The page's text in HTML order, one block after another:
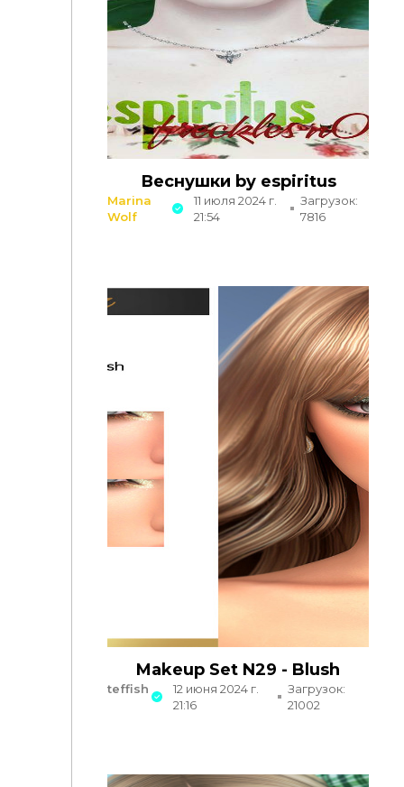
Веснушки by espiritus
Marina
Wolf
11 июля 2024 г.
21:54
Загрузок:
7816
Makeup Set N29 - Blush
teffish
12 июня 2024 г.
21:16
Загрузок:
21002